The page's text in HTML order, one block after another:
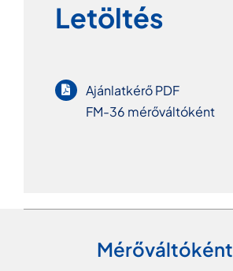
Letöltés
Ajánlatkérő PDF
FM-36 mérőváltóként
Mérőváltóként